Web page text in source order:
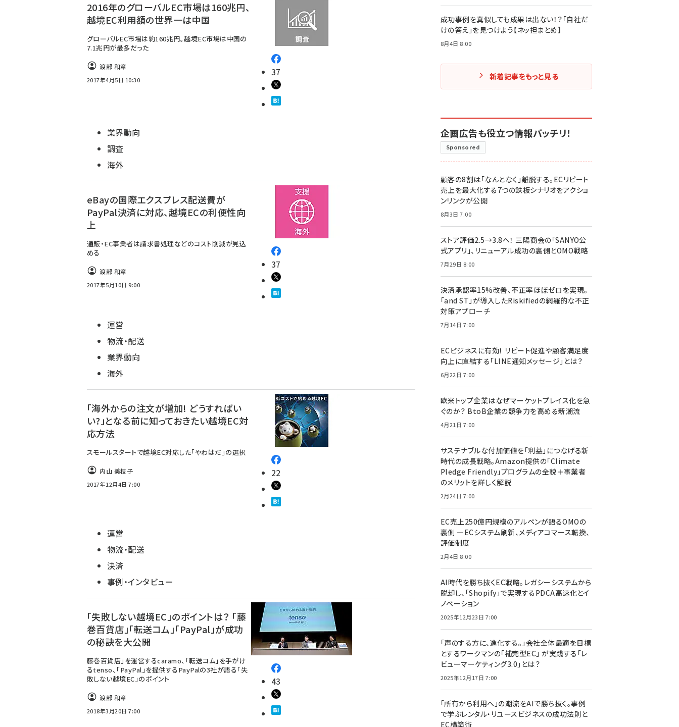
2016年のグローバルEC市場は160兆円、
越境EC利用額の世界一は中国
グローバルEC市場は約160兆円。越境EC市場は中国の
7.1兆円が最多だった
渡部 和章
2017年4月5日 10:30
37
業界動向
調査
海外
eBayの国際エクスプレス配送費が
PayPal決済に対応、越境ECの利便性向
上
通販・EC事業者は請求書処理などのコスト削減が見込
める
渡部 和章
2017年5月10日 9:00
37
運営
物流・配送
業界動向
海外
「海外からの注文が増加! どうすればい
い?」となる前に知っておきたい越境EC対
応方法
スモールスタートで越境EC対応した「やわはだ」の選択
内山 美枝子
2017年12月4日 7:00
22
運営
物流・配送
決済
事例・インタビュー
「失敗しない越境EC」のポイントは？ 「藤
巻百貨店」「転送コム」「PayPal」が成功
の秘訣を大公開
藤巻百貨店」を運営するcaramo、「転送コム」を手がけ
るtenso、「PayPal」を提供するPayPalの3社が語る「失
敗しない越境EC」のポイント
渡部 和章
2018年3月20日 7:00
43
成功事例を真似しても成果は出ない！？「自社だ
けの答え」を見つけよう【ネッ担まとめ】
8月4日 8:00
新着記事をもっと見る
企画広告も役立つ情報バッチリ！
Sponsored
顧客の8割は「なんとなく」離脱する。ECリピート
売上を最大化する7つの鉄板シナリオをアクショ
ンリンクが公開
8月3日 7:00
ストア評価2.5→3.8へ！ 三陽商会の「SANYO公
式アプリ」、リニューアル成功の裏側とOMO戦略
7月29日 8:00
決済承認率15%改善、不正率ほぼゼロを実現。
「and ST」が導入したRiskifiedの網羅的な不正
対策アプローチ
7月14日 7:00
ECビジネスに有効！ リピート促進や顧客満足度
向上に直結する「LINE通知メッセージ」とは？
6月22日 7:00
欧米トップ企業はなぜマーケットプレイス化を急
ぐのか？ BtoB企業の競争力を高める新潮流
4月21日 7:00
サステナブルな付加価値を「利益」につなげる新
時代の成長戦略。Amazon提供の「Climate
Pledge Friendly」プログラムの全貌＋事業者
のメリットを詳しく解説
2月24日 7:00
EC売上250億円規模のアルペンが語るOMOの
裏側 ―ECシステム刷新、メディアコマース転換、
評価制度
2月4日 8:00
AI時代を勝ち抜くEC戦略。レガシーシステムから
脱却し、「Shopify」で実現するPDCA高速化とイ
ノベーション
2025年12月23日 7:00
「声のする方に、進化する。」会社全体最適を目標
とするワークマンの「補完型EC」 が実践する「レ
ビューマーケティング3.0」とは？
2025年12月17日 7:00
「所有から利用へ」の潮流をAIで勝ち抜く。事例
で学ぶレンタル・リユースビジネスの成功法則と
EC構築術